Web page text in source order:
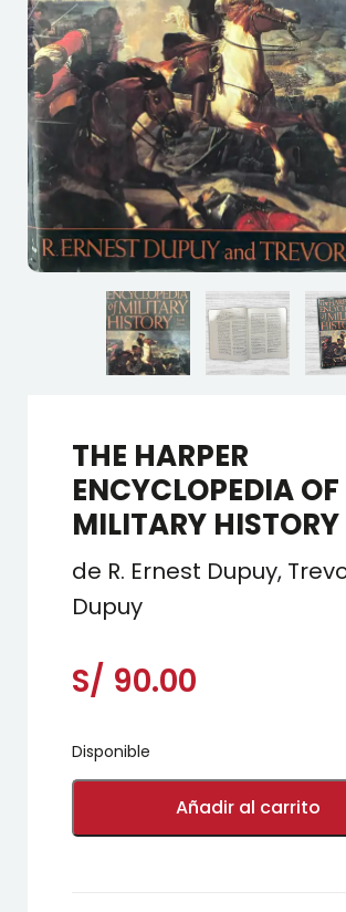
THE HARPER
ENCYCLOPEDIA OF
MILITARY HISTORY
de R. Ernest Dupuy,
Dupuy
S/ 90.00
Disponible
THE
ENCYCLOPEDIA
Añadir al carrito